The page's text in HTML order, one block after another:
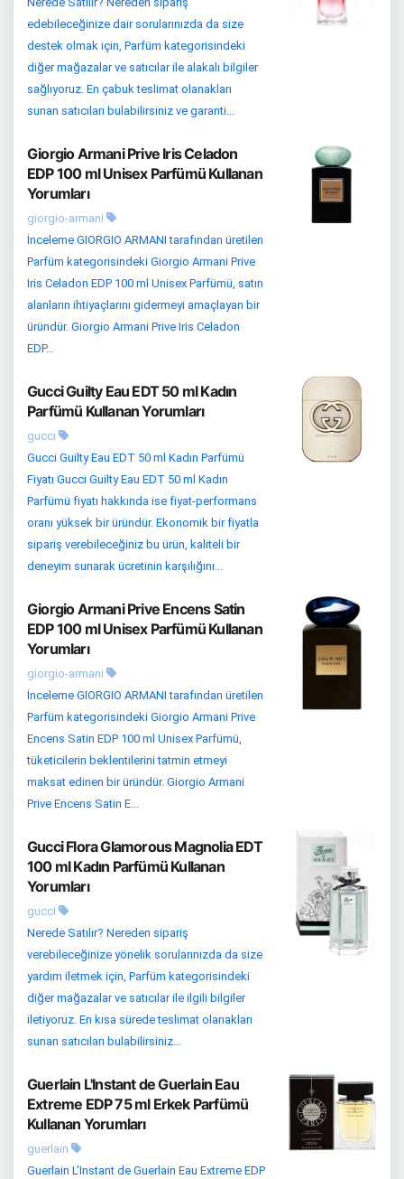
edebileceğinize dair sorularınızda da size
destek olmak için, Parfüm kategorisindeki
diğer mağazalar ve satıcılar ile alakalı bilgiler
sağlıyoruz. En çabuk teslimat olanakları
sunan satıcıları bulabilirsiniz ve garanti...
Giorgio Armani Prive Iris Celadon
EDP 100 ml Unisex Parfümü Kullanan
Yorumları
giorgio-armani
İnceleme GIORGIO ARMANI tarafından üretilen
Parfüm kategorisindeki Giorgio Armani Prive
Iris Celadon EDP 100 ml Unisex Parfümü, satın
alanların ihtiyaçlarını gidermeyi amaçlayan bir
üründür. Giorgio Armani Prive Iris Celadon
EDP...
Gucci Guilty Eau EDT 50 ml Kadın
Parfümü Kullanan Yorumları
gucci
Gucci Guilty Eau EDT 50 ml Kadın Parfümü
Fiyatı Gucci Guilty Eau EDT 50 ml Kadın
Parfümü fiyatı hakkında ise fiyat-performans
oranı yüksek bir üründür. Ekonomik bir fiyatla
sipariş verebileceğiniz bu ürün, kaliteli bir
deneyim sunarak ücretinin karşılığını...
Giorgio Armani Prive Encens Satin
EDP 100 ml Unisex Parfümü Kullanan
Yorumları
giorgio-armani
İnceleme GIORGIO ARMANI tarafından üretilen
Parfüm kategorisindeki Giorgio Armani Prive
Encens Satin EDP 100 ml Unisex Parfümü,
tüketicilerin beklentilerini tatmin etmeyi
maksat edinen bir üründür. Giorgio Armani
Prive Encens Satin E...
Gucci Flora Glamorous Magnolia EDT
100 ml Kadın Parfümü Kullanan
Yorumları
gucci
Nerede Satılır? Nereden sipariş
verebileceğinize yönelik sorularınızda da size
yardım iletmek için, Parfüm kategorisindeki
diğer mağazalar ve satıcılar ile ilgili bilgiler
iletiyoruz. En kısa sürede teslimat olanakları
sunan satıcıları bulabilirsiniz...
Guerlain L'Instant de Guerlain Eau
Extreme EDP 75 ml Erkek Parfümü
Kullanan Yorumları
guerlain
Guerlain L'Instant de Guerlain Eau Extreme EDP